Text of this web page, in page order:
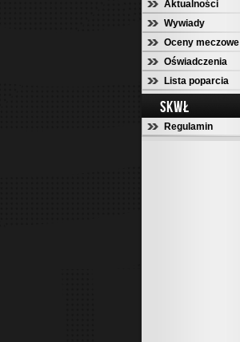
Aktualności
Wywiady
Oceny meczowe
Oświadczenia
Lista poparcia
SKWŁ
Regulamin